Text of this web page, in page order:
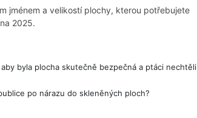
jménem a velikostí plochy, kterou potřebujete
2025.
byla plocha skutečně bezpečná a ptáci nechtěli
po nárazu do skleněných ploch?